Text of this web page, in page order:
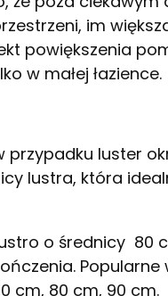
im
powiększenia
w małej łazience.
luster
lustra, która
o średnicy 80
cm, 80 cm, 90 cm.